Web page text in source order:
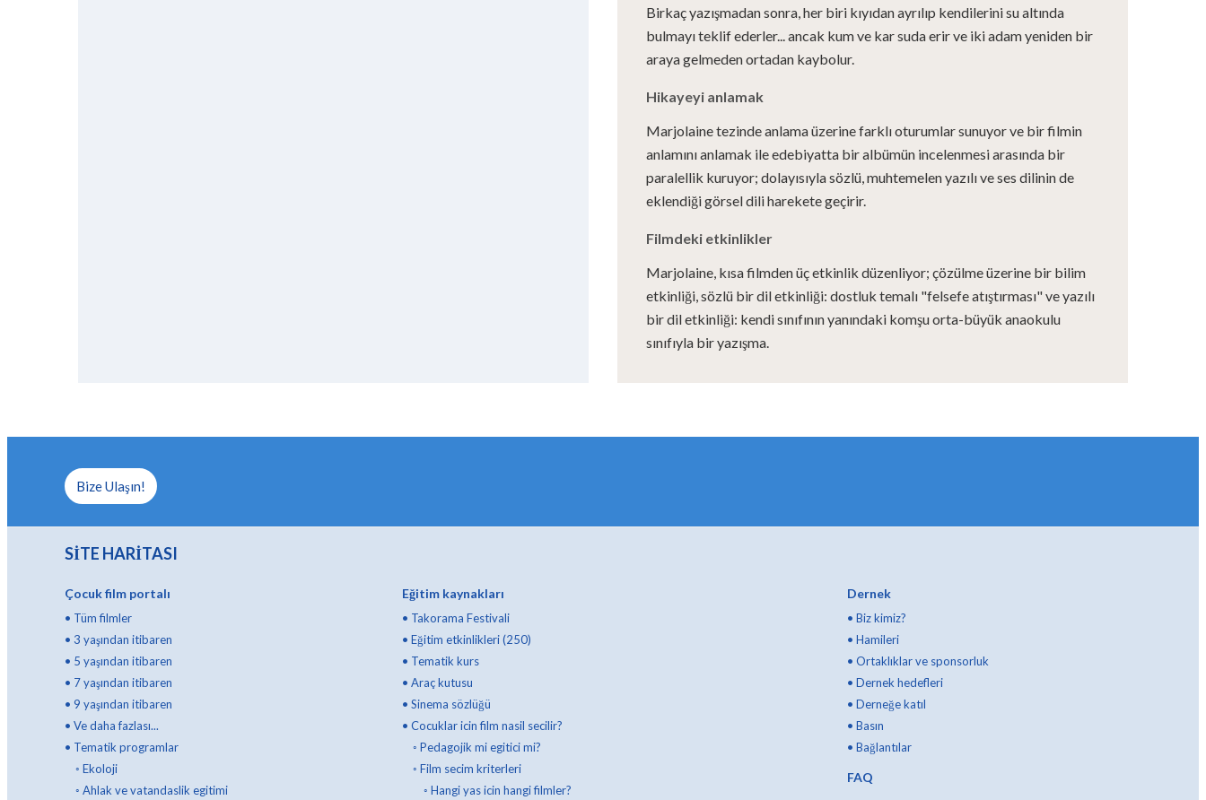
Birkaç yazışmadan sonra, her biri kıyıdan ayrılıp kendilerini su altında
bulmayı teklif ederler... ancak kum ve kar suda erir ve iki adam yeniden bir
araya gelmeden ortadan kaybolur.
Hikayeyi anlamak
Marjolaine tezinde anlama üzerine farklı oturumlar sunuyor ve bir filmin
anlamını anlamak ile edebiyatta bir albümün incelenmesi arasında bir
paralellik kuruyor; dolayısıyla sözlü, muhtemelen yazılı ve ses dilinin de
eklendiği görsel dili harekete geçirir.
Filmdeki etkinlikler
Marjolaine, kısa filmden üç etkinlik düzenliyor; çözülme üzerine bir bilim
etkinliği, sözlü bir dil etkinliği: dostluk temalı "felsefe atıştırması" ve yazılı
bir dil etkinliği: kendi sınıfının yanındaki komşu orta-büyük anaokulu
sınıfıyla bir yazışma.
Bize Ulaşın!
SİTE HARİTASI
Çocuk film portalı
• Tüm filmler
• 3 yaşından itibaren
• 5 yaşından itibaren
• 7 yaşından itibaren
• 9 yaşından itibaren
• Ve daha fazlası...
• Tematik programlar
◦ Ekoloji
◦ Ahlak ve vatandaslik egitimi
Eğitim kaynakları
• Takorama Festivali
• Eğitim etkinlikleri (250)
• Tematik kurs
• Araç kutusu
• Sinema sözlüğü
• Cocuklar icin film nasil secilir?
◦ Pedagojik mi egitici mi?
◦ Film secim kriterleri
◦ Hangi yas icin hangi filmler?
Dernek
• Biz kimiz?
• Hamileri
• Ortaklıklar ve sponsorluk
• Dernek hedefleri
• Derneğe katıl
• Basın
• Bağlantılar
FAQ